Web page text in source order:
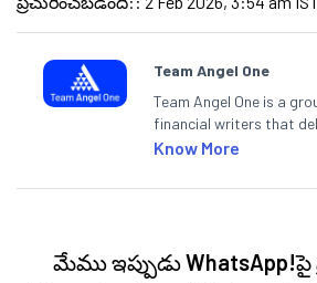
Team Angel One
Team Angel One is a
financial writers that
articles on the stock
categories.
Know More
మేము ఇప్పుడుWhatsApp!పై